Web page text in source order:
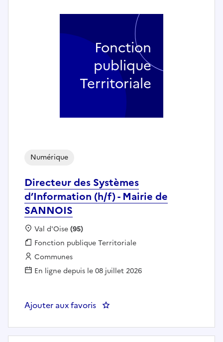
Directeur des Systèmes
d’Information (h/f) - Mairie de
SANNOIS
Numérique
Localisation :
Val d'Oise(95)
Fonction publique :
Fonction publique Territoriale
Employeur :
Communes
En ligne depuis le 08 juillet 2026
Ajouter aux favoris
Fonction
publique
Territoriale